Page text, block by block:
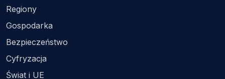
Regiony
Gospodarka
Bezpieczeństwo
Cyfryzacja
Świat i UE